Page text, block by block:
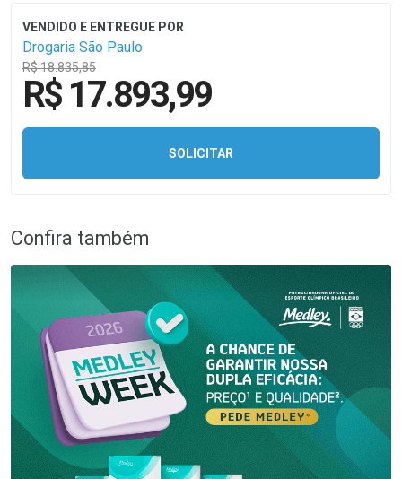
Drogaria São Paulo
R$ 18.835,85
R$ 17.893,99
SOLICITAR
Confira também